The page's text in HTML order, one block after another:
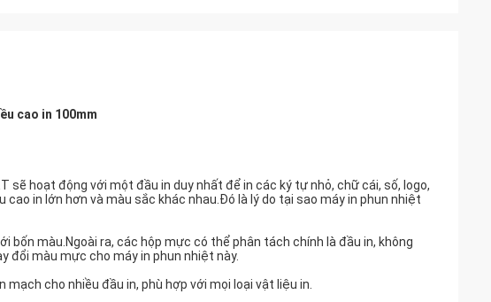
cao in 100mm
sẽ hoạt động với một đầu in duy nhất để in các ký tự nhỏ, chữ cái, số, logo,
cao in lớn hơn và màu sắc khác nhau.Đó là lý do tại sao máy in phun nhiệt
bốn màu.Ngoài ra, các hộp mực có thể phân tách chính là đầu in, không
đổi màu mực cho máy in phun nhiệt này.
cho nhiều đầu in, phù hợp với mọi loại vật liệu in.